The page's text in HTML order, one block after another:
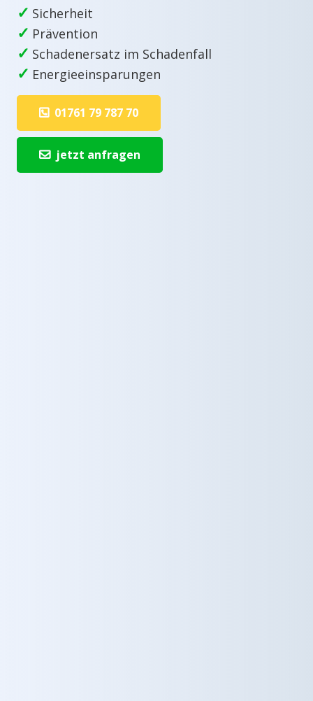
✓ Sicherheit
✓ Prävention
✓ Schadenersatz im Schadenfall
✓ Energieeinsparungen
01761 79 787 70
jetzt anfragen